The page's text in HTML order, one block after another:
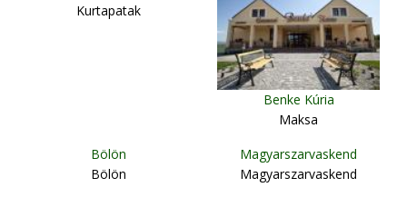
Kurtapatak
Benke Kúria
Maksa
Bölön
Bölön
Magyarszarvaskend
Magyarszarvaskend